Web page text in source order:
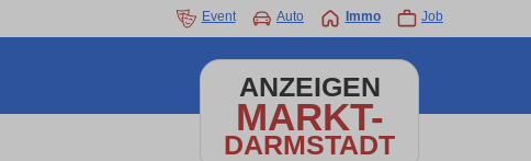
Event Auto Immo Job
ANZEIGEN
MARKT-
DARMSTADT